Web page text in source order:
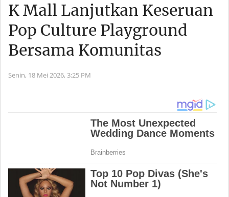
K Mall Lanjutkan Keseruan
Pop Culture Playground
Bersama Komunitas
Senin, 18 Mei 2026, 3:25 PM